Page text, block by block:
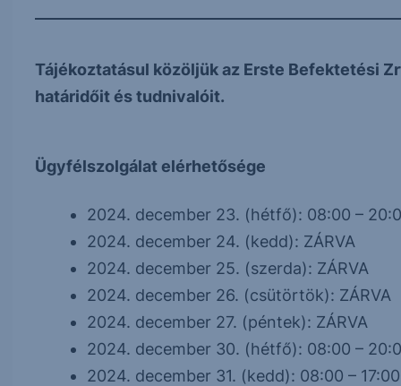
Tájékoztatásul közöljük az Erste Befektetési
határidőit és tudnivalóit.
Ügyfélszolgálat elérhetősége
2024. december 23. (hétfő): 08:00 –
2024. december 24. (kedd): ZÁRVA
2024. december 25. (szerda): ZÁRVA
2024. december 26. (csütörtök): ZÁRVA
2024. december 27. (péntek): ZÁRVA
2024. december 30. (hétfő): 08:00 –
2024. december 31. (kedd): 08:00 – 17:00